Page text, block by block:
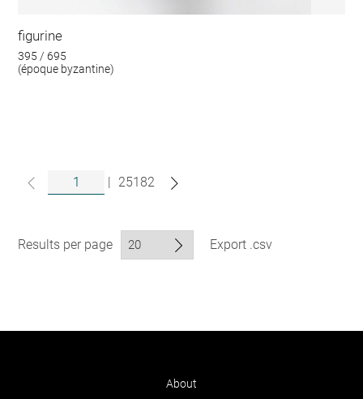
figurine
395 / 695
(époque byzantine)
| 25182
Results per page Export .csv
About